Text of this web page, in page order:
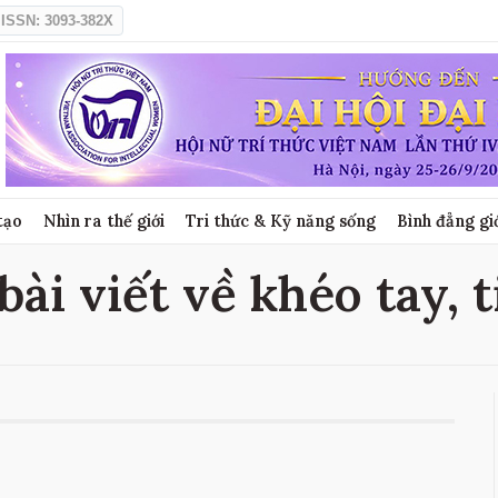
ISSN: 3093-382X
Nhìn ra thế giới Tri thức & Kỹ năng sống Bình đẳng
viết về khéo tay,